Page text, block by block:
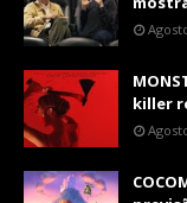
killer